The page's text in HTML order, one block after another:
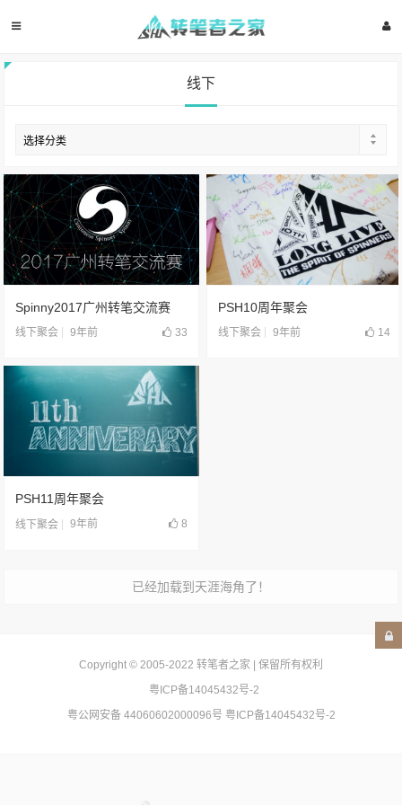
线下
Spinny2017广州转笔交流赛
线下聚会 9年前 33
PSH10周年聚会
线下聚会 9年前 14
PSH11周年聚会
线下聚会 9年前 8
已经加载到天涯海角了！
Copyright © 2005-2022 转笔者之家 | 保留所有权利
粤ICP备14045432号-2
粤公网安备 44060602000096号 粤ICP备14045432号-2